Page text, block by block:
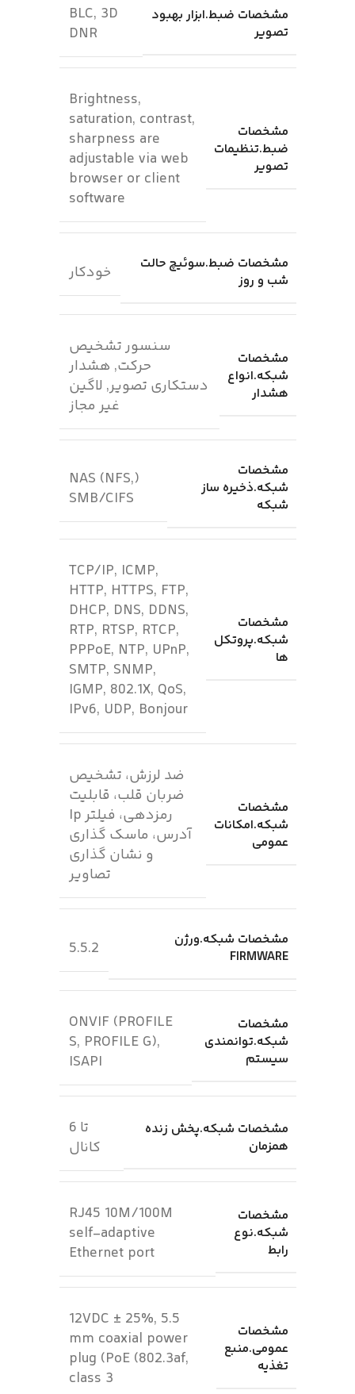
مشخصات ضبط.ابزار بهبود
تصویر
BLC, 3D
DNR
مشخصات
ضبط.تنظیمات
تصویر
Brightness,
saturation, contrast,
sharpness are
adjustable via web
browser or client
software
مشخصات ضبط.سوئیچ حالت
شب و روز
خودکار
مشخصات
شبکه.انواع
هشدار
سنسور تشخیص
حرکت, هشدار
دستکاری تصویر, لاگین
غیر مجاز
مشخصات
شبکه.ذخیره ساز
شبکه
(NAS (NFS,
SMB/CIFS
مشخصات
شبکه.پروتکل
ها
TCP/IP, ICMP,
HTTP, HTTPS, FTP,
DHCP, DNS, DDNS,
RTP, RTSP, RTCP,
PPPoE, NTP, UPnP,
SMTP, SNMP,
IGMP, 802.1X, QoS,
IPv6, UDP, Bonjour
مشخصات
شبکه.امکانات
عمومی
ضد لرزش، تشخیص
ضربان قلب، قابلیت
رمزدهی، فیلتر Ip
آدرس، ماسک گذاری
و نشان گذاری
تصاویر
مشخصات شبکه.ورژن
FIRMWARE
5.5.2
مشخصات
شبکه.توانمندی
سیستم
ONVIF (PROFILE
S, PROFILE G),
ISAPI
مشخصات شبکه.پخش زنده
همزمان
تا 6
کانال
مشخصات
شبکه.نوع
رابط
RJ45 10M/100M
self-adaptive
Ethernet port
مشخصات
عمومی.منبع
تغذیه
12VDC ± 25%, 5.5
mm coaxial power
plug (PoE (802.3af,
class 3